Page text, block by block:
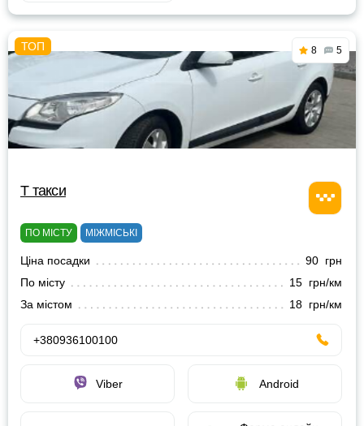
8 5
Т такси
ПО МІСТУ МІЖМІСЬКІ
Ціна посадки
90 грн
По місту
15 грн/км
За містом
18 грн/км
+380936100100
Viber Android